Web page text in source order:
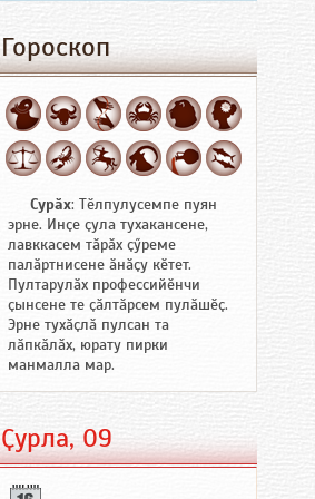
Гороскоп
Сурӑх: Тӗлпулусемпе пуян
эрне. Инҫе ҫула тухакансене,
лавккасем тӑрӑх ҫӳреме
палӑртнисене ӑнӑҫу кӗтет.
Пултарулӑх профессийӗнчи
ҫынсене те ҫӑлтӑрсем пулӑшӗҫ.
Эрне тухӑҫлӑ пулсан та
лӑпкӑлӑх, юрату пирки
манмалла мар.
Ҫурла, 09